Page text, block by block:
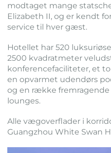
modtaget mange
Elizabeth II, og er kendt
service til hver gæst.
Hotellet har 520
2500 kvadratmeter
konferencefaciliteter, et
en opvarmet udendørs
og en række fremragende
lounges.
Alle vægoverflader i
Guangzhou White Swan